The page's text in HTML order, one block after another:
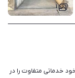
۱
خدماتی متفاوت را در